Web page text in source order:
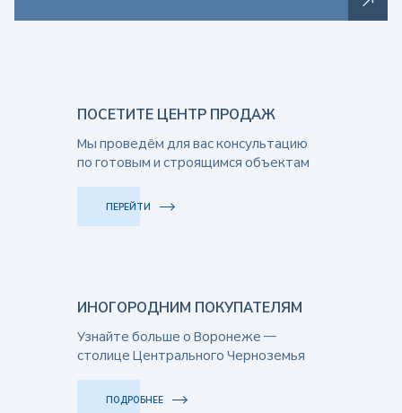
ПОСЕТИТЕ ЦЕНТР ПРОДАЖ
Мы проведём для вас консультацию
по готовым и строящимся объектам
ПЕРЕЙТИ
ИНОГОРОДНИМ ПОКУПАТЕЛЯМ
Узнайте больше о Воронеже —
столице Центрального Черноземья
ПОДРОБНЕЕ